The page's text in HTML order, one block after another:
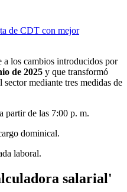
de CDT con mejor
a los cambios introducidos por
de 2025 y que transformó
mediante tres medidas de
partir de las 7:00 p. m.
dominical.
laboral.
salarial'